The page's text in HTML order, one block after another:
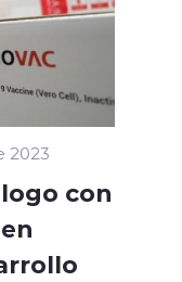
2023
con